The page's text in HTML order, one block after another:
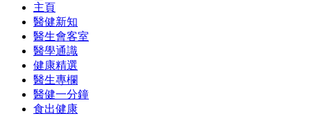
主頁
醫健新知
醫生會客室
醫學通識
健康精選
醫生專欄
醫健一分鐘
食出健康